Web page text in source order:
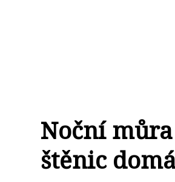
Noční
štěnic